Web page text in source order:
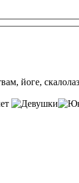
йоге,